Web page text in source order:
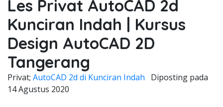
Les Privat AutoCAD 2d
Kunciran Indah | Kursus
Design AutoCAD 2D
Tangerang
Privat; AutoCAD 2d di Kunciran Indah
Diposting pada
14 Agustus 2020